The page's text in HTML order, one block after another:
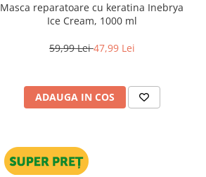
Masca reparatoare cu keratina Inebrya
Ice Cream, 1000 ml
59,99 Lei47,99 Lei
ADAUGA IN COS